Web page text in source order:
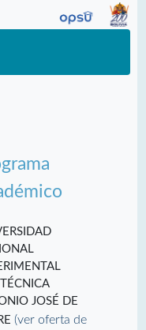
JOSÉ DE
(ver oferta de